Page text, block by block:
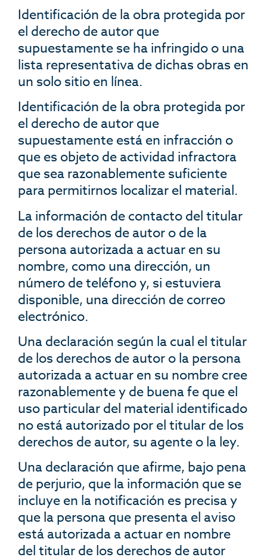
Identificación de la obra protegida por
el derecho de autor que
supuestamente se ha infringido o una
lista representativa de dichas obras en
un solo sitio en línea.
Identificación de la obra protegida por
el derecho de autor que
supuestamente está en infracción o
que es objeto de actividad infractora
que sea razonablemente suficiente
para permitirnos localizar el material.
La información de contacto del titular
de los derechos de autor o de la
persona autorizada a actuar en su
nombre, como una dirección, un
número de teléfono y, si estuviera
disponible, una dirección de correo
electrónico.
Una declaración según la cual el titular
de los derechos de autor o la persona
autorizada a actuar en su nombre cree
razonablemente y de buena fe que el
uso particular del material identificado
no está autorizado por el titular de los
derechos de autor, su agente o la ley.
Una declaración que afirme, bajo pena
de perjurio, que la información que se
incluye en la notificación es precisa y
que la persona que presenta el aviso
está autorizada a actuar en nombre
del titular de los derechos de autor